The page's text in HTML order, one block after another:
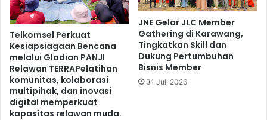
Telkomsel Perkuat
Kesiapsiagaan Bencana
melalui Gladian PANJI
Relawan TERRAPelatihan
komunitas, kolaborasi
multipihak, dan inovasi
digital memperkuat
kapasitas relawan muda.
JNE Gelar JLC Member
Gathering di Karawang,
Tingkatkan Skill dan
Dukung Pertumbuhan
Bisnis Member
31 Juli 2026